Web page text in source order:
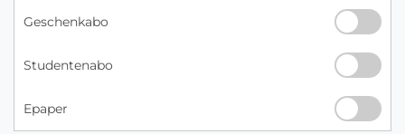
Geschenkabo
Studentenabo
Epaper